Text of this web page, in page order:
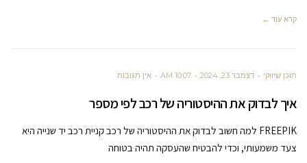
קרא עוד ←
תוכן שיווקי דצמבר 23, 2024 10:07 AM אין תגובות
איך לבדוק את ההיסטוריה של רכב לפי מספר
FREEPIK למה חשוב לבדוק את ההיסטוריה של רכב קניית רכב יד שנייה היא
צעד משמעותי, וכדי להבטיח שהעסקה תהיה בטוחה